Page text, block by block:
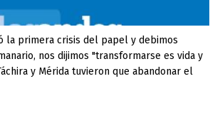
la primera crisis del papel y debimos
nos dijimos "transformarse es vida y
y Mérida tuvieron que abandonar el